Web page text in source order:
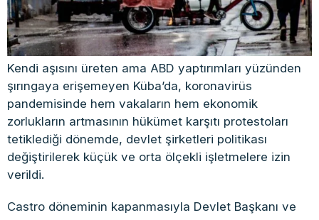
Kendi aşısını üreten ama ABD yaptırımları yüzünden
şırıngaya erişemeyen Küba’da, koronavirüs
pandemisinde hem vakaların hem ekonomik
zorlukların artmasının hükümet karşıtı protestoları
tetiklediği dönemde, devlet şirketleri politikası
değiştirilerek küçük ve orta ölçekli işletmelere izin
verildi.
Castro döneminin kapanmasıyla Devlet Başkanı ve